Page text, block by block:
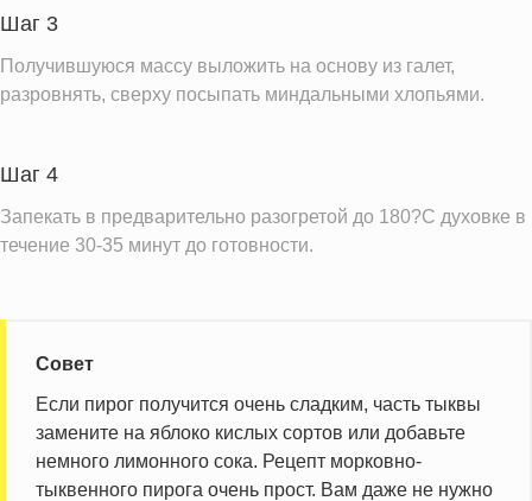
Шаг 3
Получившуюся массу выложить на основу из галет,
разровнять, сверху посыпать миндальными хлопьями.
Шаг 4
Запекать в предварительно разогретой до 180?С духовке в
течение 30-35 минут до готовности.
Совет
Если пирог получится очень сладким, часть тыквы
замените на яблоко кислых сортов или добавьте
немного лимонного сока. Рецепт морковно-
тыквенного пирога очень прост. Вам даже не нужно